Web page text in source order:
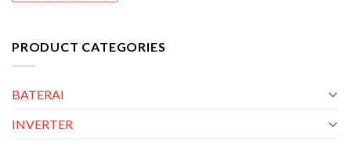
PRODUCT CATEGORIES
BATERAI
INVERTER